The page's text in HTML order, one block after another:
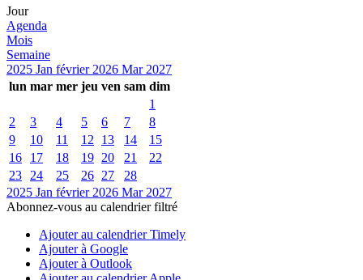
Jour
Agenda
Mois
Semaine
2025 Jan février 2026 Mar 2027
lun mar mer jeu ven sam dim
1
2
3 4 5 6 7
8
9
10 11 12 13 14
15
16
17 18 19 20 21
22
23
24 25 26 27
28
2025 Jan février 2026 Mar 2027
Abonnez-vous au calendrier filtré
Ajouter au calendrier Timely
Ajouter à Google
Ajouter à Outlook